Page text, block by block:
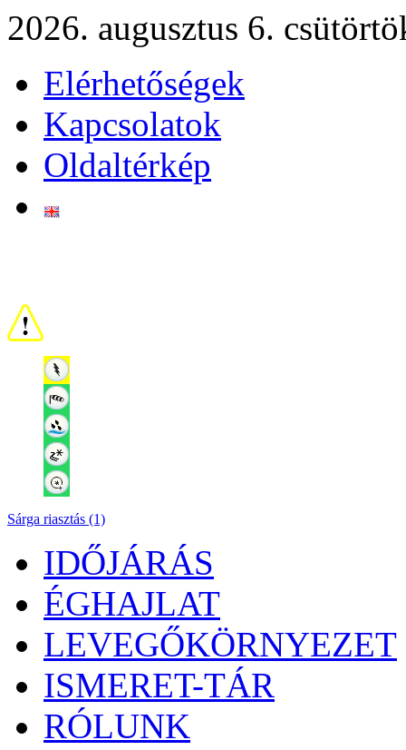
2026. augusztus 6.
Elérhetőségek
Kapcsolatok
Oldaltérkép
Sárga riasztás (1)
IDŐJÁRÁS
ÉGHAJLAT
LEVEGŐKÖRNYEZET
ISMERET-TÁR
RÓLUNK